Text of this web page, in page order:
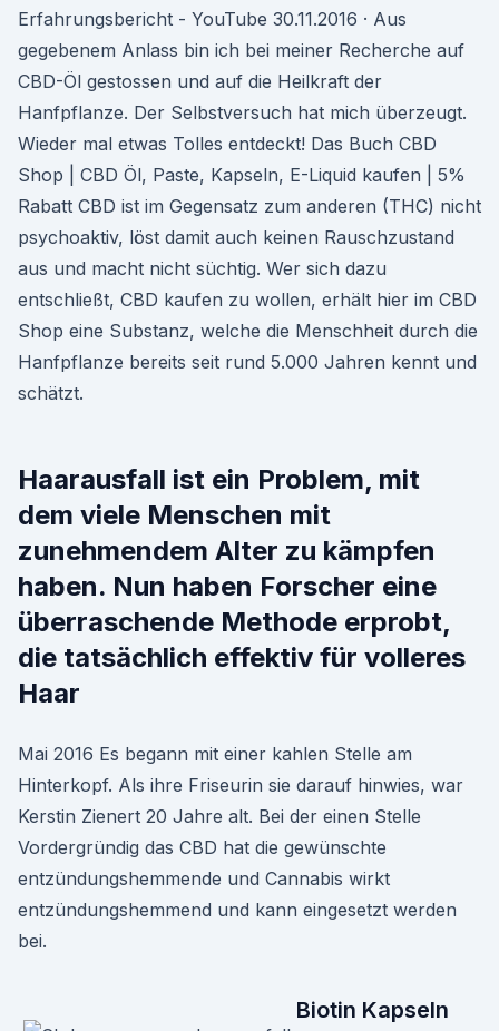
Erfahrungsbericht - YouTube 30.11.2016 · Aus
gegebenem Anlass bin ich bei meiner Recherche auf
CBD-Öl gestossen und auf die Heilkraft der
Hanfpflanze. Der Selbstversuch hat mich überzeugt.
Wieder mal etwas Tolles entdeckt! Das Buch CBD
Shop | CBD Öl, Paste, Kapseln, E-Liquid kaufen | 5%
Rabatt CBD ist im Gegensatz zum anderen (THC) nicht
psychoaktiv, löst damit auch keinen Rauschzustand
aus und macht nicht süchtig. Wer sich dazu
entschließt, CBD kaufen zu wollen, erhält hier im CBD
Shop eine Substanz, welche die Menschheit durch die
Hanfpflanze bereits seit rund 5.000 Jahren kennt und
schätzt.
Haarausfall ist ein Problem, mit
dem viele Menschen mit
zunehmendem Alter zu kämpfen
haben. Nun haben Forscher eine
überraschende Methode erprobt,
die tatsächlich effektiv für volleres
Haar
Mai 2016 Es begann mit einer kahlen Stelle am
Hinterkopf. Als ihre Friseurin sie darauf hinwies, war
Kerstin Zienert 20 Jahre alt. Bei der einen Stelle
Vordergründig das CBD hat die gewünschte
entzündungshemmende und Cannabis wirkt
entzündungshemmend und kann eingesetzt werden
bei.
Biotin Kapseln